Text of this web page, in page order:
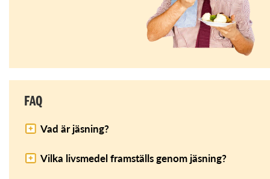
FAQ
Vad är jäsning?
Vilka livsmedel framställs genom jäsning?